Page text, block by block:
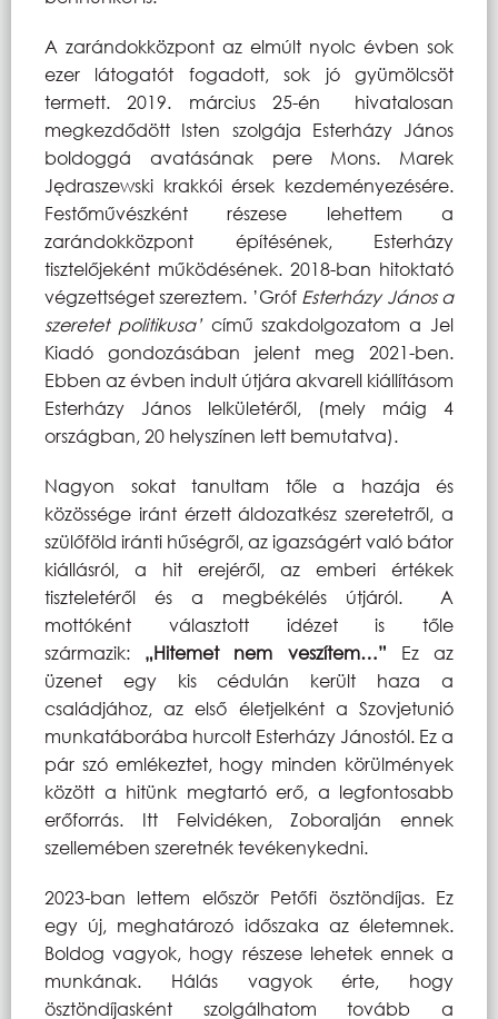
A zarándokközpont az elmúlt nyolc évben sok
ezer látogatót fogadott, sok jó gyümölcsöt
termett. 2019. március 25-én
hivatalosan
megkezdődött Isten szolgája Esterházy János
boldoggá avatásának pere Mons. Marek
Jędraszewski krakkói érsek kezdeményezésére.
Festőművészként részese lehettem a
zarándokközpont építésének, Esterházy
tisztelőjeként működésének. 2018-ban hitoktató
végzettséget szereztem. ’Gróf Esterházy János a
szeretet politikusa’című szakdolgozatom a Jel
Kiadó gondozásában jelent meg 2021-ben.
Ebben az évben indult útjára akvarell kiállításom
Esterházy János lelkületéről, (mely máig 4
országban, 20 helyszínen lett bemutatva).
Nagyon sokat tanultam tőle a hazája és
közössége iránt érzett áldozatkész szeretetről, a
szülőföld iránti hűségről, az igazságért való bátor
kiállásról, a hit erejéről, az emberi értékek
tiszteletéről és a megbékélés útjáról. A
mottóként választott idézet is tőle
származik: „Hitemet nem veszítem…” Ez az
üzenet egy kis cédulán került haza a
családjához, az első életjelként a Szovjetunió
munkatáborába hurcolt Esterházy Jánostól. Ez a
pár szó emlékeztet, hogy minden körülmények
között a hitünk megtartó erő, a legfontosabb
erőforrás. Itt Felvidéken, Zoboralján ennek
szellemében szeretnék tevékenykedni.
2023-ban lettem először Petőfi ösztöndíjas. Ez
egy új, meghatározó időszaka az életemnek.
Boldog vagyok, hogy részese lehetek ennek a
munkának. Hálás vagyok érte, hogy
ösztöndíjasként szolgálhatom tovább a